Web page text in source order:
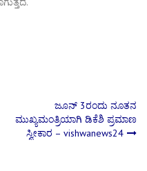
ಜೂನ್ 3ರಂದು ನೂತನ
ಮುಖ್ಯಮಂತ್ರಿಯಾಗಿ ಡಿಕೆಶಿ ಪ್ರಮಾಣ
ಸ್ವೀಕಾರ – vishwanews24